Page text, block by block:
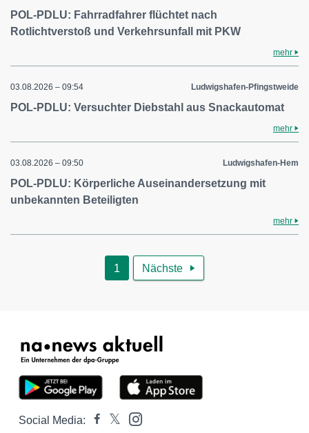
POL-PDLU: Fahrradfahrer flüchtet nach
Rotlichtverstoß und Verkehrsunfall mit PKW
mehr
03.08.2026 – 09:54 Ludwigshafen-Pfingstweide
POL-PDLU: Versuchter Diebstahl aus Snackautomat
mehr
03.08.2026 – 09:50 Ludwigshafen-Hem
POL-PDLU: Körperliche Auseinandersetzung mit
unbekannten Beteiligten
mehr
1 Nächste 
Social Media: